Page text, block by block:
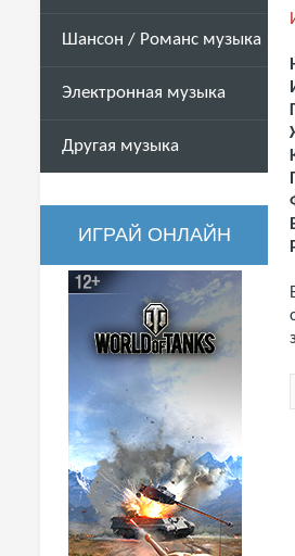
Шансон / Романс музыка
Электронная музыка
Другая музыка
ИГРАЙ ОНЛАЙН